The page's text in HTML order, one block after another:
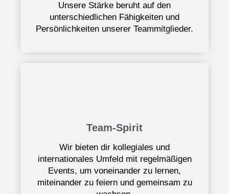
Unsere Stärke beruht auf den
unterschiedlichen Fähigkeiten und
Persönlichkeiten unserer Teammitglieder.
Team-Spirit
Wir bieten dir kollegiales und
internationales Umfeld mit regelmäßigen
Events, um voneinander zu lernen,
miteinander zu feiern und gemeinsam zu